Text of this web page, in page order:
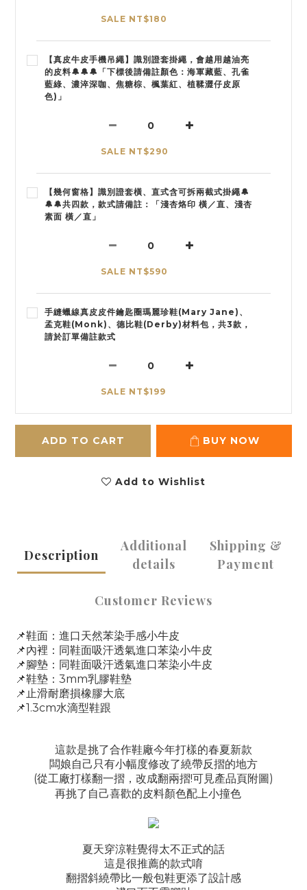
SALE NT$180
【真皮牛皮手機吊繩】識別證套掛繩，會越用越油亮
的皮料🔔🔔🔔「下標後請備註顏色：海軍藏藍、孔雀
藍綠、濃淬深咖、焦糖棕、楓葉紅、植鞣澀仔皮原
色)」
SALE NT$290
【幾何窗格】識別證套橫、直式含可拆兩截式掛繩🔔
🔔🔔共四款，款式請備註：「淺杏烙印 橫／直、淺杏
素面 橫／直」
SALE NT$590
手縫蠟線真皮皮件鑰匙圈瑪麗珍鞋(Mary Jane)、
孟克鞋(Monk)、德比鞋(Derby)材料包，共3款，
請於訂單備註款式
SALE NT$199
ADD TO CART BUY NOW
Add to Wishlist
Description
Additional
details
Shipping &
Payment
Customer Reviews
📌鞋面：進口天然苯染手感小牛皮
📌內裡：同鞋面吸汗透氣進口苯染小牛皮
📌腳墊：同鞋面吸汗透氣進口苯染小牛皮
📌鞋墊： 3mm乳膠鞋墊
📌 止滑耐磨損橡膠大底
📌1.3cm水滴型鞋跟
這款是挑了合作鞋廠今年打樣的春夏新款
闆娘自己只有小幅度修改了繞帶反摺的地方
(從工廠打樣翻一摺，改成翻兩摺!可見產品頁附圖 )
再挑了自己喜歡的皮料顏色配上小撞色
夏天穿涼鞋覺得太不正式的話
這是很推薦的款式唷
翻摺斜繞帶比一般包鞋更添了設計感